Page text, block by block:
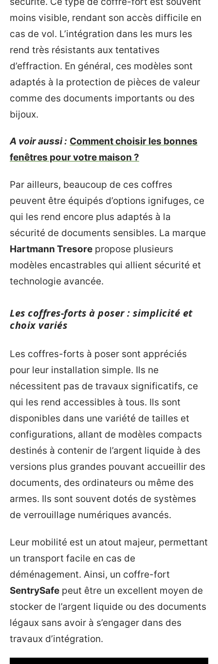
moins visible, rendant son accès difficile en
cas de vol. L’intégration dans les murs les
rend très résistants aux tentatives
d’effraction. En général, ces modèles sont
adaptés à la protection de pièces de valeur
comme des documents importants ou des
bijoux.
A voir aussi : Comment choisir les bonnes
fenêtres pour votre maison ?
Par ailleurs, beaucoup de ces coffres
peuvent être équipés d’options ignifuges, ce
qui les rend encore plus adaptés à la
sécurité de documents sensibles. La marque
Hartmann Tresore propose plusieurs
modèles encastrables qui allient sécurité et
technologie avancée.
Les coffres-forts à poser : simplicité et
choix variés
Les coffres-forts à poser sont appréciés
pour leur installation simple. Ils ne
nécessitent pas de travaux significatifs, ce
qui les rend accessibles à tous. Ils sont
disponibles dans une variété de tailles et
configurations, allant de modèles compacts
destinés à contenir de l’argent liquide à des
versions plus grandes pouvant accueillir des
documents, des ordinateurs ou même des
armes. Ils sont souvent dotés de systèmes
de verrouillage numériques avancés.
Leur mobilité est un atout majeur, permettant
un transport facile en cas de
déménagement. Ainsi, un coffre-fort
SentrySafe peut être un excellent moyen de
stocker de l’argent liquide ou des documents
légaux sans avoir à s’engager dans des
travaux d’intégration.